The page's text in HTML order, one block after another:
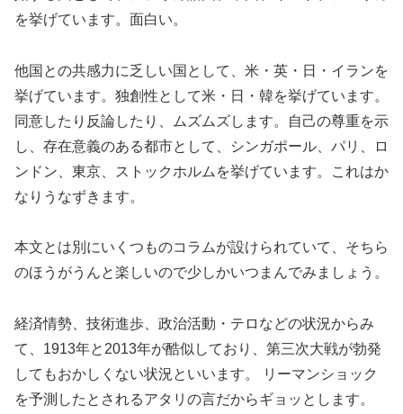
を挙げています。面白い。
他国との共感力に乏しい国として、米・英・日・イランを
挙げています。独創性として米・日・韓を挙げています。
同意したり反論したり、ムズムズします。自己の尊重を示
し、存在意義のある都市として、シンガポール、パリ、ロ
ンドン、東京、ストックホルムを挙げています。これはか
なりうなずきます。
本文とは別にいくつものコラムが設けられていて、そちら
のほうがうんと楽しいので少しかいつまんでみましょう。
経済情勢、技術進歩、政治活動・テロなどの状況からみ
て、1913年と2013年が酷似しており、第三次大戦が勃発
してもおかしくない状況といいます。 リーマンショック
を予測したとされるアタリの言だからギョッとします。